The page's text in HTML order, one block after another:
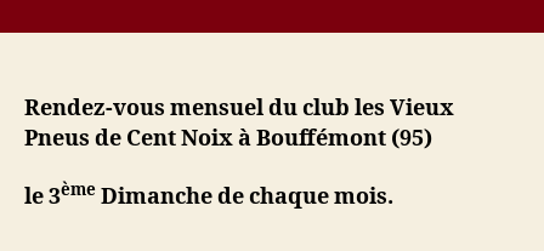
03-
2016
Bouffémont
(95).
Rendez-vous mensuel du club les Vieux
Pneus de Cent Noix à Bouffémont (95)
le 3ème Dimanche de chaque mois.